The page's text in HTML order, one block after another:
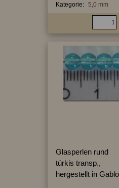
Kategorie: 5,0 mm
Glasperlen rund
türkis transp.,
hergestellt in